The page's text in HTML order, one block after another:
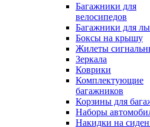
Багажники для
велосипедов
Багажники для
Боксы на крышу
Жилеты
Зеркала
Коврики
Комплектующие
багажников
Корзины для
Наборы
Накидки на